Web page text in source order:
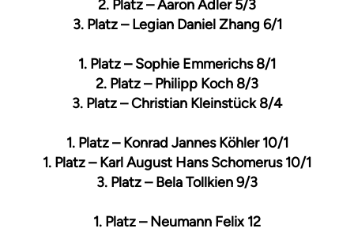
2. Platz – Aaron Adler 5/3
3. Platz – Legian Daniel Zhang 6/1
1. Platz – Sophie Emmerichs 8/1
2. Platz – Philipp Koch 8/3
3. Platz – Christian Kleinstück 8/4
1. Platz – Konrad Jannes Köhler 10/1
1. Platz – Karl August Hans Schomerus 10/1
3. Platz – Bela Tollkien 9/3
1. Platz – Neumann Felix 12